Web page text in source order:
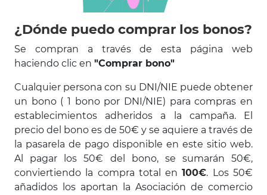
¿Dónde puedo comprar los bonos?
Se compran a través de esta página web
haciendo clic en "Comprar bono"
Cualquier persona con su DNI/NIE puede obtener
un bono ( 1 bono por DNI/NIE) para compras en
establecimientos adheridos a la campaña. El
precio del bono es de 50€ y se aquiere a través de
la pasarela de pago disponible en este sitio web.
Al pagar los 50€ del bono, se sumarán 50€,
conviertiendo la compra total en100€. Los 50€
añadidos los aportan la Asociación de comercio